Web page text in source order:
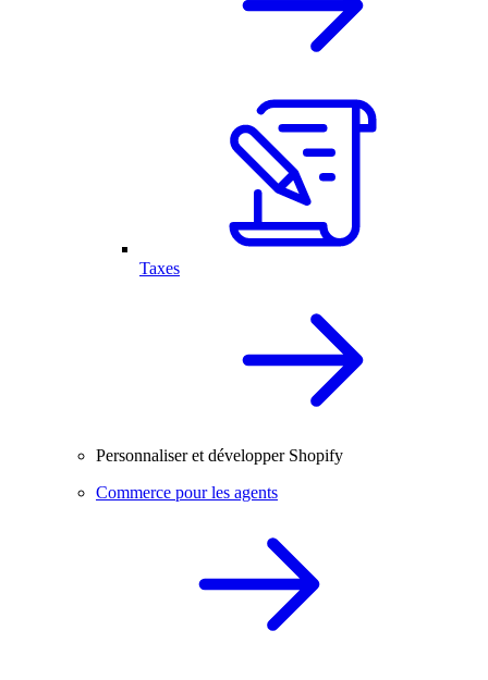
Taxes
Personnaliser et développer Shopify
Commerce pour les agents